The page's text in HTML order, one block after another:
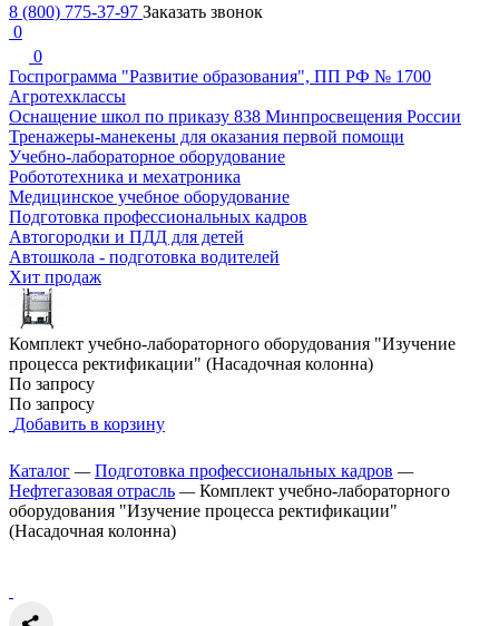
8 (800) 775-37-97 Заказать звонок
0
0
Госпрограмма "Развитие образования", ПП РФ № 1700
Агротехклассы
Оснащение школ по приказу 838 Минпросвещения России
Тренажеры-манекены для оказания первой помощи
Учебно-лабораторное оборудование
Робототехника и мехатроника
Медицинское учебное оборудование
Подготовка профессиональных кадров
Автогородки и ПДД для детей
Автошкола - подготовка водителей
Хит продаж
Комплект учебно-лабораторного оборудования "Изучение
процесса ректификации" (Насадочная колонна)
По запросу
По запросу
Добавить в корзину
Каталог —Подготовка профессиональных кадров —
Нефтегазовая отрасль —Комплект учебно-лабораторного
оборудования "Изучение процесса ректификации"
(Насадочная колонна)